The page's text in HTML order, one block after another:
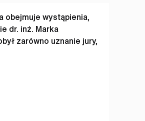
obejmuje wystąpienia,
dr. inż. Marka
zarówno uznanie jury,